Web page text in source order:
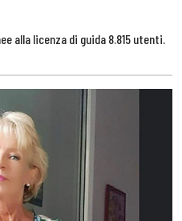
alla licenza di guida 8.815 utenti.